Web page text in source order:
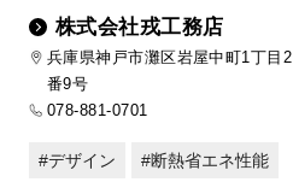
株式会社戎工務店
兵庫県神戸市灘区岩屋中町1丁目2
番9号
078-881-0701
デザイン 断熱省エネ性能